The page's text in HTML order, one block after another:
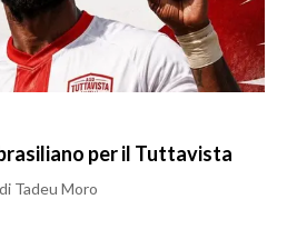
per il Tuttavista
Tadeu Moro